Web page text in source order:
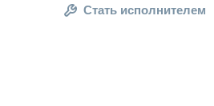
Стать исполнителем